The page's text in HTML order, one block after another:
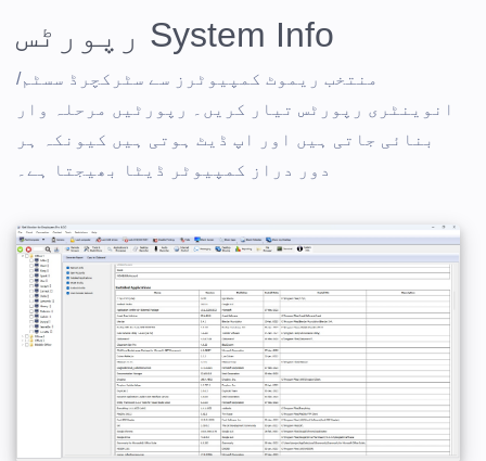
System Info رپورٹس
منتخب ریموٹ کمپیوٹرز سے سٹرکچرڈ سسٹم/
انوینٹری رپورٹس تیار کریں۔ رپورٹیں مرحلہ وار
بنائی جاتی ہیں اور اپ ڈیٹ ہوتی ہیں کیونکہ ہر
دور دراز کمپیوٹر ڈیٹا بھیجتا ہے۔